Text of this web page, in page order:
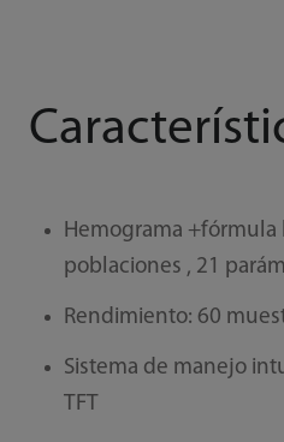
Hemograma +fórmula
poblaciones , 21
Rendimiento: 60
Sistema de manejo
TFT